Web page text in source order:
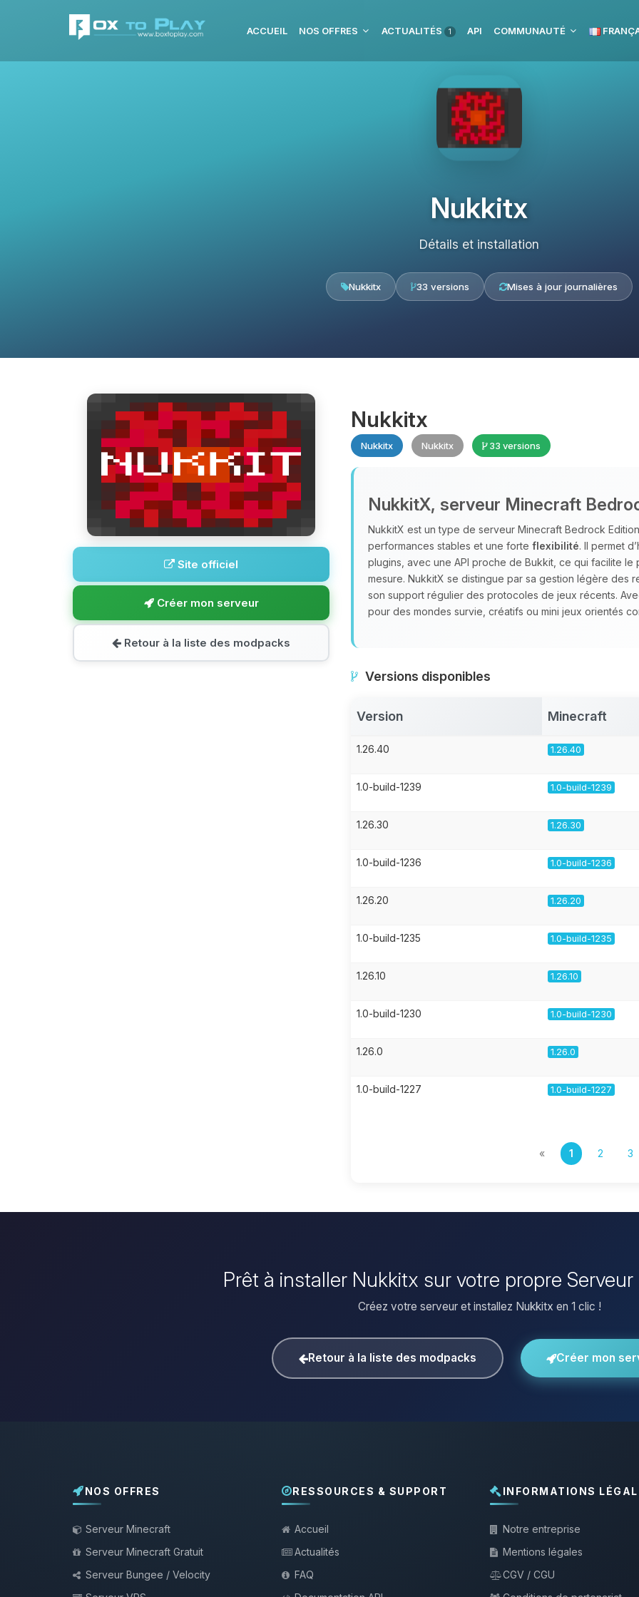
ACCUEIL NOS OFFRES ACTUALITÉS 1 API COMMUNAUTÉ
Nukkitx
Détails et installation
Nukkitx 33 versions Mises à jour journalières
Site officiel
Créer mon serveur
Retour à la liste des modpacks
Nukkitx
Nukkitx Nukkitx 33 versions
NukkitX, serveur Minecraft
NukkitX est un type de serveur Minecraft Bedrock
performances stables et une forte flexibilité. Il permet
plugins, avec une API proche de Bukkit, ce qui facilite
mesure. NukkitX se distingue par sa gestion légère des
son support régulier des protocoles de jeux récents.
pour des mondes survie, créatifs ou mini jeux orientés
Versions disponibles
Version Minecraft
1.26.40 1.26.40
1.0-build-1239 1.0-build-1239
1.26.30 1.26.30
1.0-build-1236 1.0-build-1236
1.26.20 1.26.20
1.0-build-1235 1.0-build-1235
1.26.10 1.26.10
1.0-build-1230 1.0-build-1230
1.26.0 1.26.0
1.0-build-1227 1.0-build-1227
« 1 2 3
Prêt à installer Nukkitx sur votre propre
Créez votre serveur et installez Nukkitx en 1 clic !
Retour à la liste des modpacks Créer mon
NOS OFFRES
Serveur Minecraft
Serveur Minecraft Gratuit
Serveur Bungee / Velocity
RESSOURCES & SUPPORT
Accueil
Actualités
FAQ
INFORMATIONS
Notre entreprise
Mentions légales
CGV / CGU